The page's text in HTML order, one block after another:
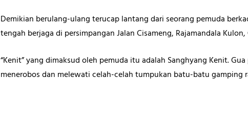
Demikian berulang-ulang terucap lantang dari seorang pemuda
tengah berjaga di persimpangan Jalan Cisameng, Rajamandala
“Kenit” yang dimaksud oleh pemuda itu adalah Sanghyang Kenit.
menerobos dan melewati celah-celah tumpukan batu-batu gamping